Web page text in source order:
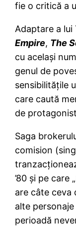
fie o critică a
Adaptare a
Empire, The
cu acelaşi
genul de
sensibilităţile
care caută
de
Saga
comision
’80 şi pe care
are câte ceva
alte
perioadă